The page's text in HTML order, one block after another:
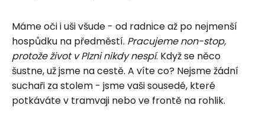
Máme oči i uši všude - od radnice až po nejmenší
hospůdku na předměstí. Pracujeme non-stop,
protože život v Plzni nikdy nespí. Když se něco
šustne, už jsme na cestě. A víte co? Nejsme žádní
suchaři za stolem - jsme vaši sousedé, které
potkáváte v tramvaji nebo ve frontě na rohlik.